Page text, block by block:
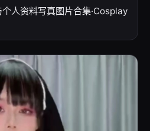
人资料写真图片合集·Cosplay